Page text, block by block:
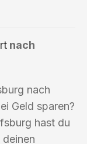
nach
nach
Geld sparen?
hast du